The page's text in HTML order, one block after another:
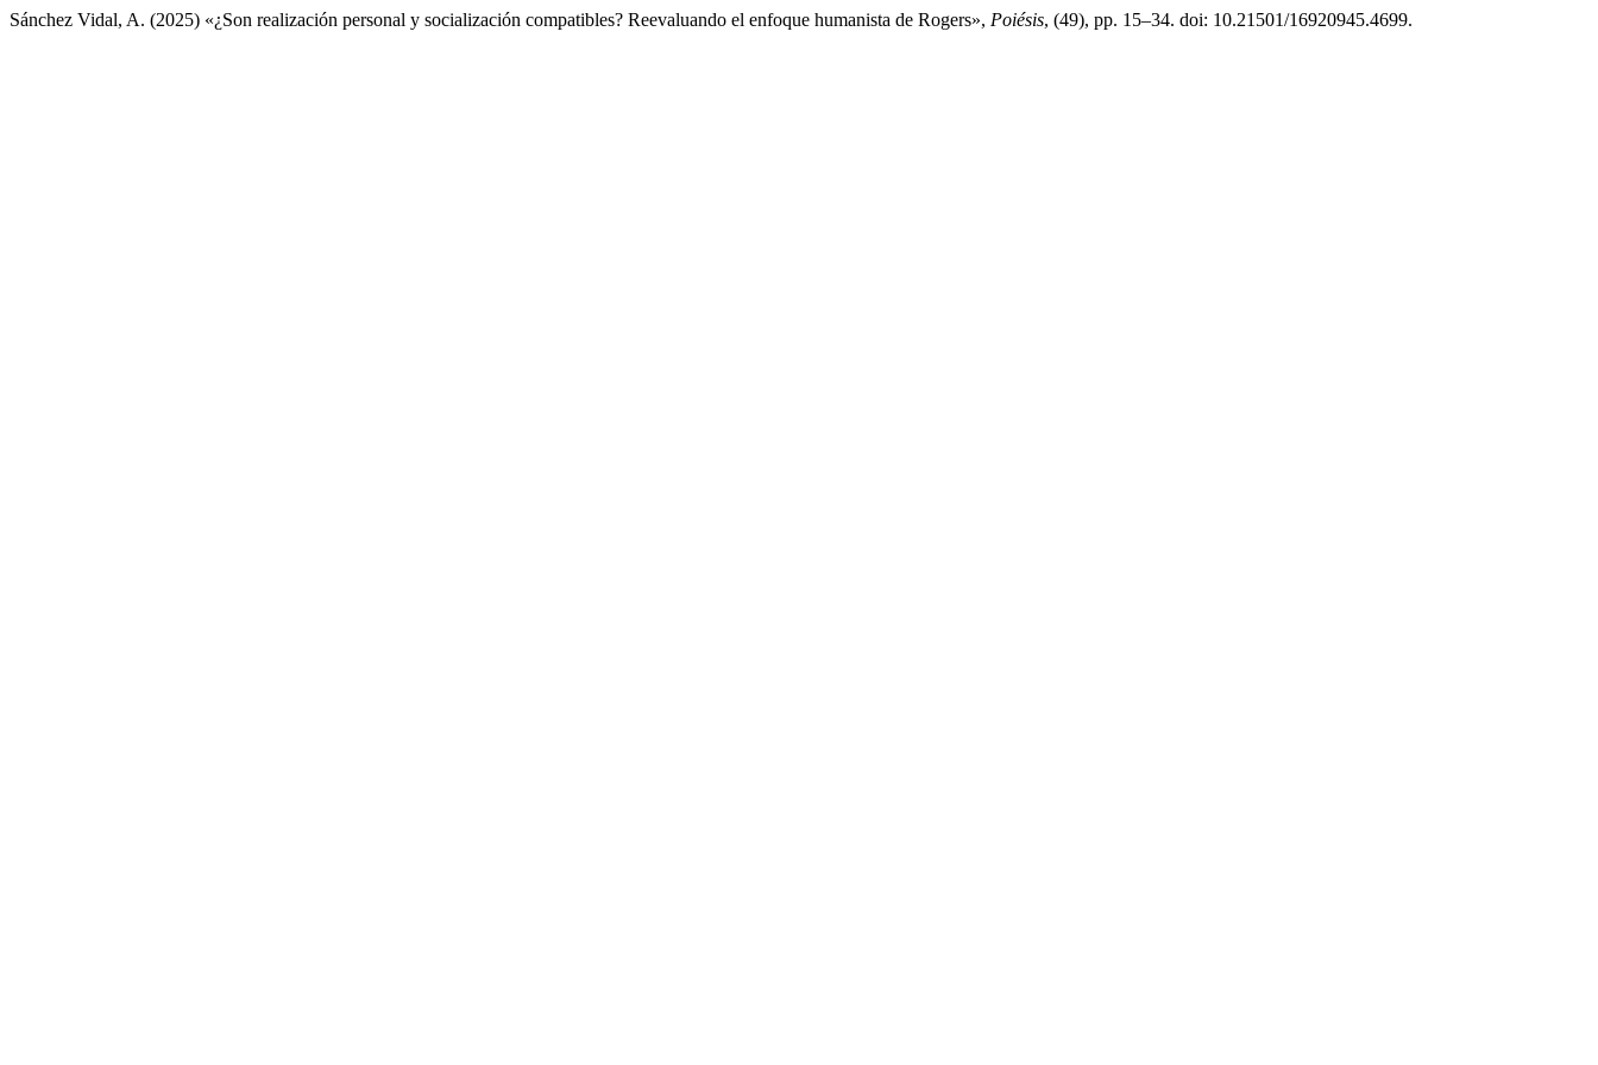
Sánchez Vidal, A. (2025) «¿Son realización personal y socialización compatibles? Reevaluando el enfoque humanista de Rogers», Poiésis, (49), pp. 15–34. doi: 10.21501/16920945.4699.